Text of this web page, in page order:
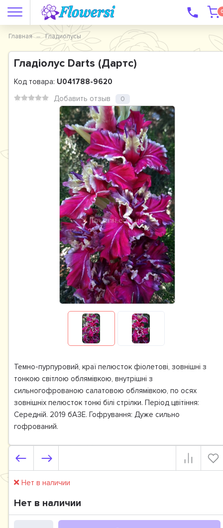
Главная Гладиолусы
Гладiолус Dаrts (Дартс)
Код товара: U041788-9620
Добавить отзыв
0
Темно-пурпуровий, краї пелюсток фіолетові, зовнішні з
тонкою світлою облямівкою, внутрішні з
сильногофрованою салатовою облямівкою, по осях
зовнішніх пелюсток тонкі білі стрілки. Період цвітіння:
Середній. 2019 бАЗЕ. Гофрування: Дуже сильно
гофрований.
Нет в наличии
Нет в наличии